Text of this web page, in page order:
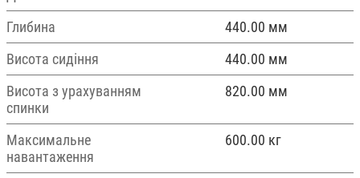
Глибина
440.00 мм
Висота сидіння
440.00 мм
Висота з урахуванням
спинки
820.00 мм
Максимальне
навантаження
600.00 кг